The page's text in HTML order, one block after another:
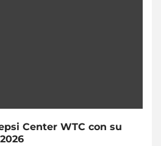
Center WTC con su